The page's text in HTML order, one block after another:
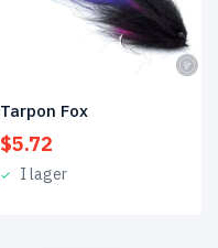
Tarpon Fox
$5.72
I lager